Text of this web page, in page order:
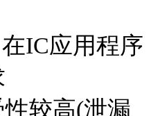
IC应用程序
较高(泄漏